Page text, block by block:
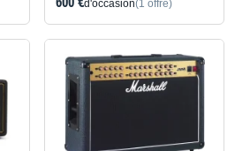
d'occasion(1 offre)